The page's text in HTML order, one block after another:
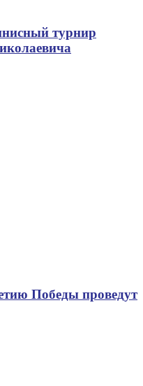
турнир
Победы проведут